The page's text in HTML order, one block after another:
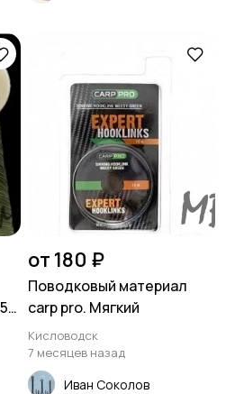
от 180 ₽
Поводковый материал
carp pro. Мягкий
Кисловодск
7 месяцев назад
Иван Соколов